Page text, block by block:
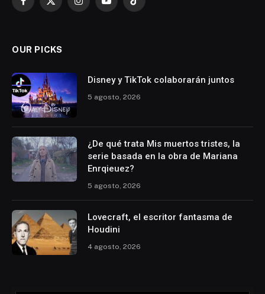
Facebook
X
InstagramYouTubeTikTok
OUR PICKS
Disney y TikTok colaborarán juntos
5 agosto, 2026
¿De qué trata Mis muertos tristes, la
serie basada en la obra de Mariana
Enrqieuez?
5 agosto, 2026
Lovecraft, el escritor fantasma de
Houdini
4 agosto, 2026